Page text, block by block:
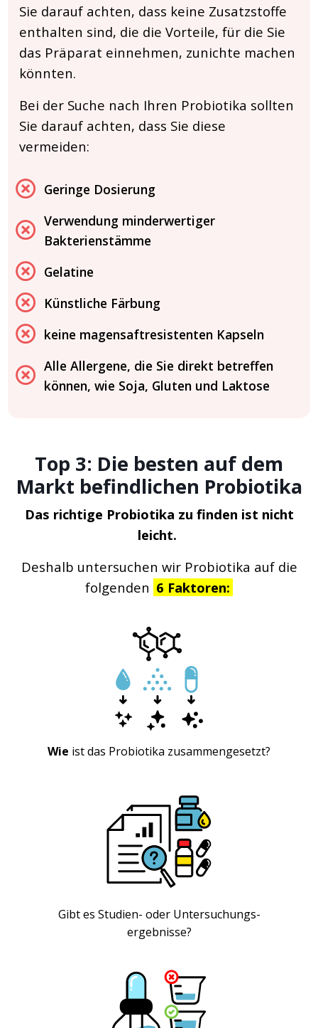
Sie darauf achten, dass keine Zusatzstoffe
enthalten sind, die die Vorteile, für die Sie
das Präparat einnehmen, zunichte machen
könnten.
Bei der Suche nach Ihren Probiotika sollten
Sie darauf achten, dass Sie diese
vermeiden:
Geringe Dosierung
Verwendung minderwertiger
Bakterienstämme
Gelatine
Künstliche Färbung
keine magensaftresistenten Kapseln
Alle Allergene, die Sie direkt betreffen
können, wie Soja, Gluten und Laktose
Top 3: Die besten auf dem
Markt befindlichen Probiotika
Das richtige Probiotika zu finden ist nicht
leicht.
Deshalb untersuchen wir Probiotika auf die
folgenden 6 Faktoren:
Wie ist das Probiotika zusammengesetzt?
Gibt es Studien- oder Untersuchungs-
ergebnisse?